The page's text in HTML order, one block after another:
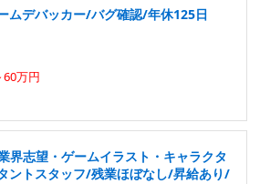
ムデバッカー/バグ確認/年休125日
60万円
界志望・ゲームイラスト・キャラクタ
ントスタッフ/残業ほぼなし/昇給あり/